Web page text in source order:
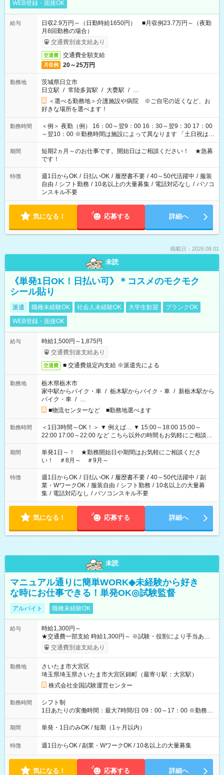
WEB登録・面接OK
給与
日収2.9万円～（日勤時給1650円） ■月収例23.7万円～（夜勤
月8回勤務の場合）
交通費別途支給あり
交通費 交通費全額支給
月収例 20～25万円
勤務地
茨城県日立市
日立駅 / 常陸多賀駅 / 大甕駅 / …
＜選べる勤務地＞介護施設や病院 ※ご自宅の近くなど、お
好きな場所を選べます！
勤務時間
＜例＞ 夜勤（例） 16：00～翌9：00 16：30～翌9：30 17：00
～翌10：00 ※勤務時間は施設によって異なります 「土日祝は休
みたい」 「しっかり稼ぎたい」 「もう少し遅い時間から始めた
い」など ご希望にあったお仕事をご案内いたします。 ※未経験
の方の場合は1～2ヶ月間は日中での仕事を経験いただき、 お
仕事に慣れてからの夜勤になります。 ★家庭の都合でお休みが
必要な場合も遠慮なくご相談ください。
期間
短期2ヵ月～のお仕事です。開始日はご相談ください！ ★急募
です！
特徴 週1日からOK / 日払いOK / 履歴書不要 / 40～50代活躍中 / 服装
自由 / シフト勤務 / 10名以上の大量募集 / 電話対応なし / パソコ
ンスキル不要
気になる！ 応募する 詳細へ
掲載日：2026.08.01
未読
《単発1日OK！日払い可》＊コスメのモクモク
シール貼り
派遣 職種未経験OK 社会人未経験OK 大学生歓迎
ブランクOK
WEB登録・面接OK
給与
時給1,500円～1,875円
交通費別途支給あり
交通費 ■ 交通費規定内支給 ※派遣先による
勤務地
栃木県栃木市
家中駅からバイク・車 / 栃木駅からバイク・車 / 新栃木駅から
バイク・車 / …
■物流センターなど ■勤務地選べます
勤務時間
＜1日3時間～OK！＞ ▼ 例えば… ▼ 15:00～18:00 15:00～
22:00 17:00～22:00 など こちら以外の時間もお気軽にご相談く
ださい！
期間
単発1日～！ ★勤務開始日や期間はお気軽にご相談くださ
い！ ＃8月～ ＃9月～
特徴 週1日からOK / 日払いOK / 履歴書不要 / 40～50代活躍中 / 副
業・WワークOK / 服装自由 / シフト勤務 / 10名以上の大量募
集 / 電話対応なし / パソコンスキル不要
気になる！ 応募する 詳細へ
未読
マニュアル通りに簡単WORK◆未経験から好き
な時にお仕事できる！単発OK◎試験監督
アルバイト 職種未経験OK
給与
時給1,300円～
★交通費一部支給 時給1,300円～ ※試験・役割により手当あり
※勤務回数により昇給あり 【即給（前払い）オプションあ
り！】 希望される場合、勤務から1週間ほどで給与の一部を受け
例】 ・河合塾模擬試験 8:30～17:30（休憩1時間） 時給1,300円
×8時間＝日収10,400円＋交通費 ※当日の役割により時給＋100
円の場合あり ・国家試験 7:00～13:30（休憩なし） 時給1,300
円（役割手当＋100円）×6時間＝日収8,400円＋交通費 【試用期
間】試用期間なし
交通費別途支給あり
勤務地
さいたま市大宮区
埼玉県埼玉県さいたま市大宮区錦町（最寄り駅：大宮駅）
株式会社全国試験運営センター
勤務時間
シフト制
1日あたりの実働時間：最大7時間/日 09：00～17：00 ※勤務時
間は 試験により異なります。
期間 単発・1日のみOK / 短期（1ヶ月以内）
特徴 週1日からOK / 副業・WワークOK / 10名以上の大量募集
気になる！ 応募する 詳細へ